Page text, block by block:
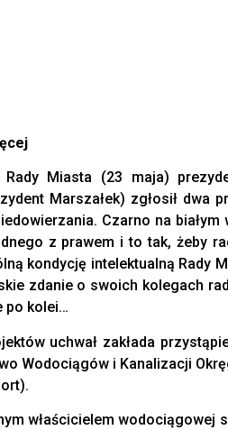
Miasta (23 maja)
Marszałek) zgłosił dwa
Czarno na
z prawem i to tak, żeby
kondycję intelektualną Rady
zdanie o swoich kolegach
po kolei…
uchwał zakłada
Wodociągów i Kanalizacji
właścicielem wodociągowej